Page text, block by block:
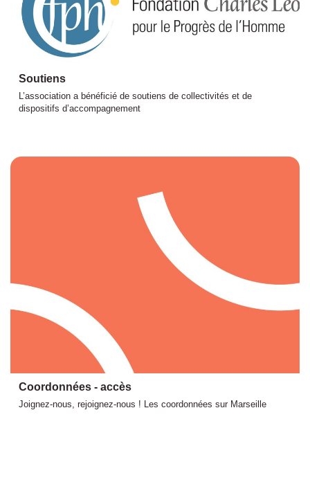
Soutiens
L’association a bénéficié de soutiens de collectivités et de
dispositifs d’accompagnement
Coordonnées - accès
Joignez-nous, rejoignez-nous ! Les coordonnées sur Marseille